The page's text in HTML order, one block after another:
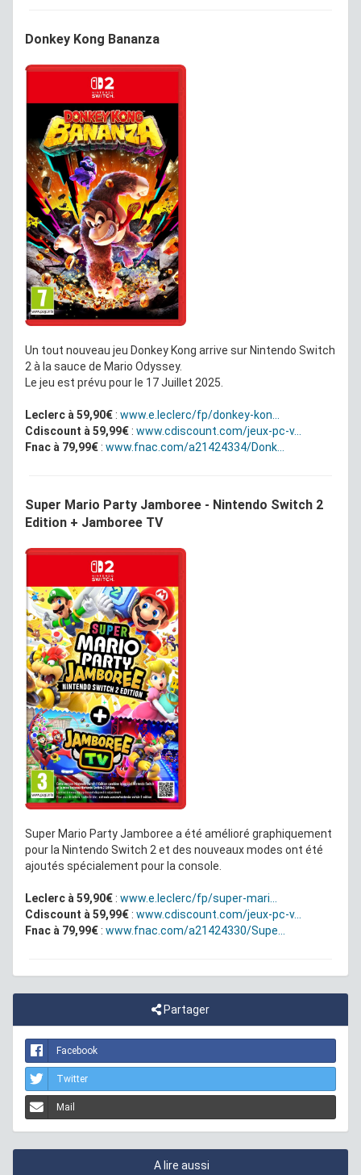
Donkey Kong Bananza
Un tout nouveau jeu Donkey Kong arrive sur Nintendo Switch
2 à la sauce de Mario Odyssey.
Le jeu est prévu pour le 17 Juillet 2025.
Leclerc à 59,90€ : www.e.leclerc/fp/donkey-kon...
Cdiscount à 59,99€ : www.cdiscount.com/jeux-pc-v...
Fnac à 79,99€ : www.fnac.com/a21424334/Donk...
Super Mario Party Jamboree - Nintendo Switch 2
Edition + Jamboree TV
Super Mario Party Jamboree a été amélioré graphiquement
pour la Nintendo Switch 2 et des nouveaux modes ont été
ajoutés spécialement pour la console.
Leclerc à 59,90€ : www.e.leclerc/fp/super-mari...
Cdiscount à 59,99€ : www.cdiscount.com/jeux-pc-v...
Fnac à 79,99€ : www.fnac.com/a21424330/Supe...
Partager
Facebook
Twitter
Mail
A lire aussi